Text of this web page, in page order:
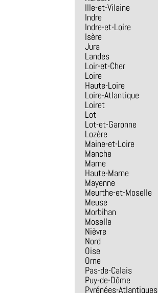
Ille-et-Vilaine
Indre
Indre-et-Loire
Isère
Jura
Landes
Loir-et-Cher
Loire
Haute-Loire
Loire-Atlantique
Loiret
Lot
Lot-et-Garonne
Lozère
Maine-et-Loire
Manche
Marne
Haute-Marne
Mayenne
Meurthe-et-Moselle
Meuse
Morbihan
Moselle
Nièvre
Nord
Oise
Orne
Pas-de-Calais
Puy-de-Dôme
Pyrénées-Atlantiques